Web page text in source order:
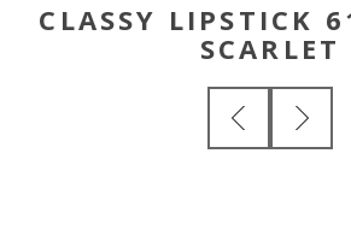
CLASSY LIPSTICK
SCARLET